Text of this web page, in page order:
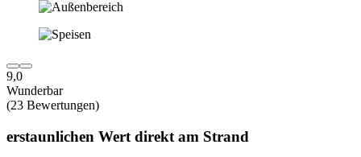
9,0
Wunderbar
(23 Bewertungen)
erstaunlichen Wert direkt am Strand